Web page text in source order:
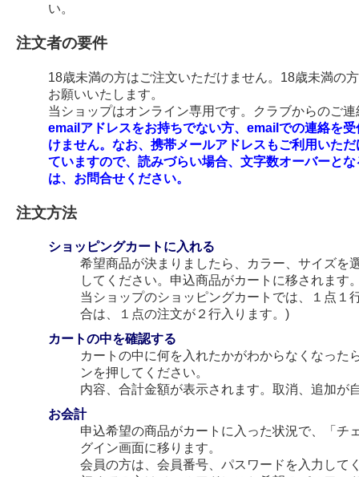
い。
注文者の要件
18歳未満の方はご注文いただけません。18歳未満の
お願いいたします。
当ショップはオンライン専用です。クラブからのご
emailアドレスをお持ちでない方、emailでの連絡を
けません。なお、携帯メールアドレスもご利用いた
ていますので、読みづらい場合、文字数オーバーと
は、お問合せください。
注文方法
ショッピングカートに入れる
希望商品が決まりましたら、カラー、サイズを
してください。申込商品がカートに移されます
当ショップのショッピングカートでは、１点１
合は、１点の注文が２行入ります。)
カートの中を確認する
カートの中に何を入れたかがわからなくなった
ンを押してください。
内容、合計金額が表示されます。取消、追加が
お会計
申込希望の商品がカートに入った状況で、「チ
グイン画面に移ります。
会員の方は、会員番号、パスワードを入力して